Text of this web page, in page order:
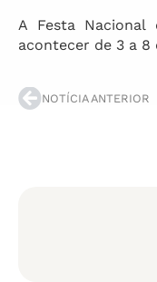
A Festa Nacional
acontecer de 3 a 8
NOTÍCIA ANTERIOR